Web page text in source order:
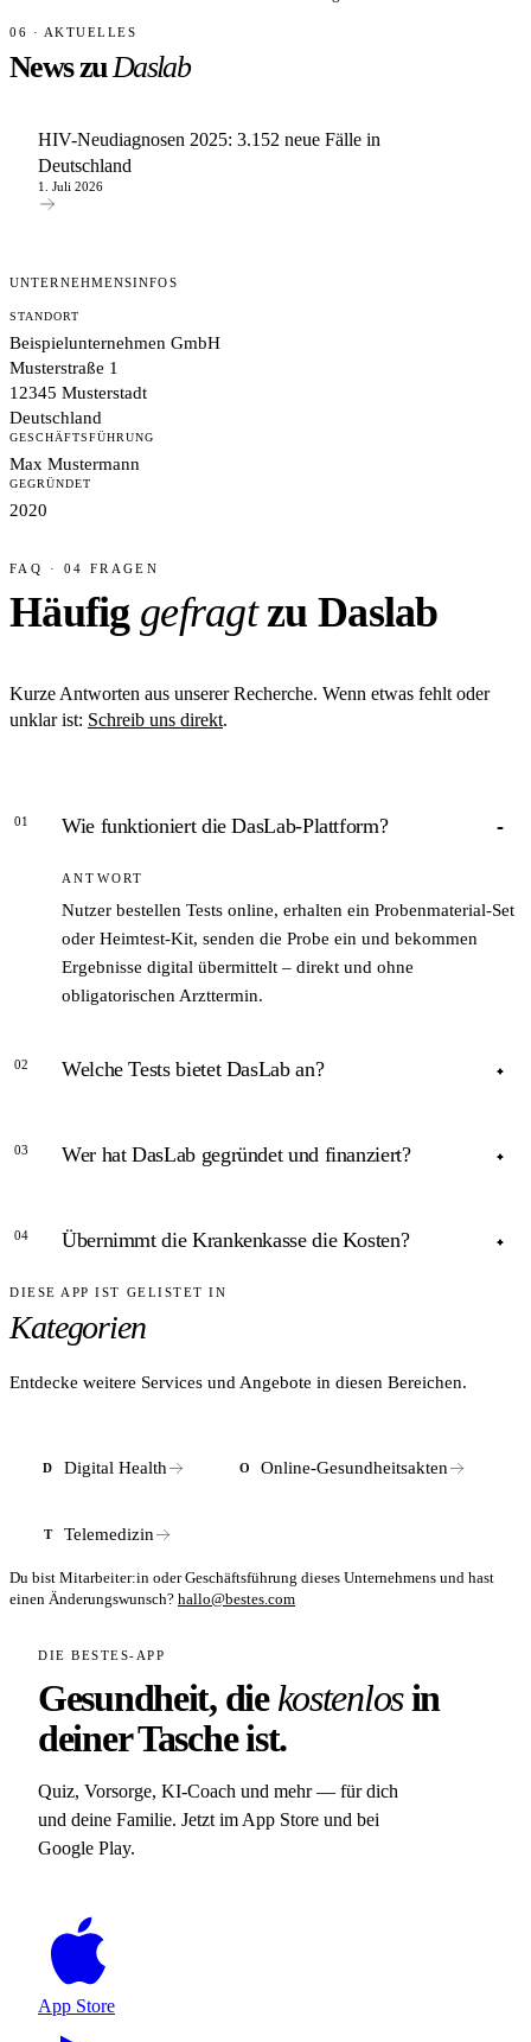
06 · AKTUELLES
News zuDaslab
HIV-Neudiagnosen 2025: 3.152 neue Fälle in
Deutschland
1. Juli 2026
UNTERNEHMENSINFOS
STANDORT
Beispielunternehmen GmbH
Musterstraße 1
12345 Musterstadt
Deutschland
GESCHÄFTSFÜHRUNG
Max Mustermann
GEGRÜNDET
2020
FAQ · 04 FRAGEN
Häufig gefragtzu Daslab
Kurze Antworten aus unserer Recherche. Wenn etwas fehlt oder
unklar ist: Schreib uns direkt.
01 Wie funktioniert die DasLab-Plattform?
ANTWORT
Nutzer bestellen Tests online, erhalten ein Probenmaterial-Set
oder Heimtest-Kit, senden die Probe ein und bekommen
Ergebnisse digital übermittelt – direkt und ohne
obligatorischen Arzttermin.
02 Welche Tests bietet DasLab an?
Das Portfolio umfasst u. a. At-Home-Kits für HbA1c
Blutbild- und Nährstoffanalysen.
03 Wer hat DasLab gegründet und finanziert?
DasLab wurde 2020 in Berlin gegründet. Im März 2022
über €6,2 Mio. ab, angeführt von Speedinvest mit KAYA
Ventures, All Iron Ventures und Plug and Play.
04 Übernimmt die Krankenkasse die Kosten?
ANTWORT
DasLab-Tests sind überwiegend Selbstzahler-Leistungen.
und nach ärztlicher Verordnung möglich.
DIESE APP IST GELISTET IN
Kategorien
Entdecke weitere Services und Angebote in diesen Bereichen.
D Digital Health O Online-Gesundheitsakten
T Telemedizin
Du bist Mitarbeiter:in oder Geschäftsführung dieses Unternehmens und hast
einen Änderungswunsch? hallo@bestes.com
DIE BESTES-APP
Gesundheit, diekostenlosin
deiner Tasche ist.
Quiz, Vorsorge, KI-Coach und mehr — für dich
und deine Familie. Jetzt im App Store und bei
Google Play.
App Store